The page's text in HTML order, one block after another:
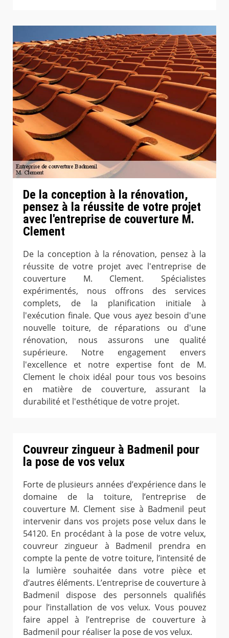
De la conception à la rénovation,
pensez à la réussite de votre projet
avec l'entreprise de couverture M.
Clement
De la conception à la rénovation, pensez à la
réussite de votre projet avec l'entreprise de
couverture M. Clement. Spécialistes
expérimentés, nous offrons des services
complets, de la planification initiale à
l'exécution finale. Que vous ayez besoin d'une
nouvelle toiture, de réparations ou d'une
rénovation, nous assurons une qualité
supérieure. Notre engagement envers
l'excellence et notre expertise font de M.
Clement le choix idéal pour tous vos besoins
en matière de couverture, assurant la
durabilité et l'esthétique de votre projet.
Couvreur zingueur à Badmenil pour
la pose de vos velux
Forte de plusieurs années d’expérience dans le
domaine de la toiture, l’entreprise de
couverture M. Clement sise à Badmenil peut
intervenir dans vos projets pose velux dans le
54120. En procédant à la pose de votre velux,
couvreur zingueur à Badmenil prendra en
compte la pente de votre toiture, l’intensité de
la lumière souhaitée dans votre pièce et
d’autres éléments. L’entreprise de couverture à
Badmenil dispose des personnels qualifiés
pour l’installation de vos velux. Vous pouvez
faire appel à l’entreprise de couverture à
Badmenil pour réaliser la pose de vos velux.